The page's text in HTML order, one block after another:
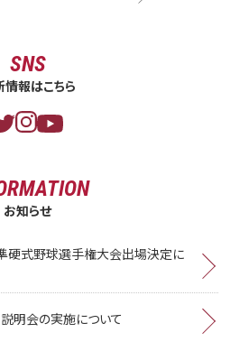
SNS
情報はこちら
お知らせ
硬式野球選手権大会出場決定に
明会の実施について